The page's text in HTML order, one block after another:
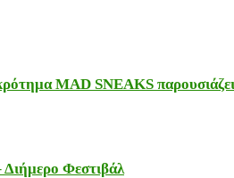
MAD SNEAKS
Διήμερο Φεστιβάλ